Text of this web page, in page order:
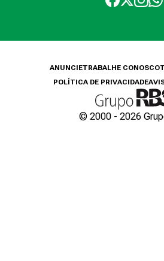
ANUNCIETRABALHE CONOSCO
POLÍTICA DE PRIVACIDADE
© 2000 - 2026